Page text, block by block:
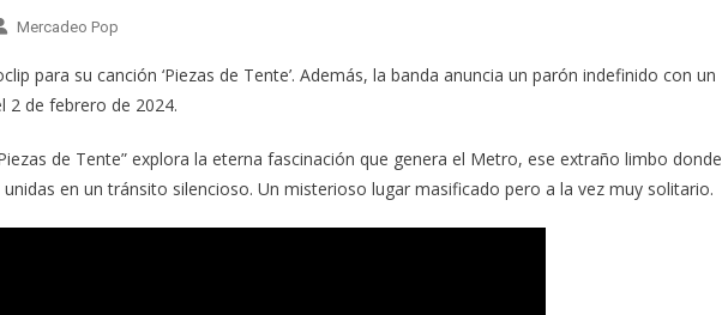
Mercadeo Pop
para su canción ‘Piezas de Tente’. Además, la banda anuncia un parón indefinido con un
2 de febrero de 2024.
de Tente” explora la eterna fascinación que genera el Metro, ese extraño limbo donde
en un tránsito silencioso. Un misterioso lugar masificado pero a la vez muy solitario.